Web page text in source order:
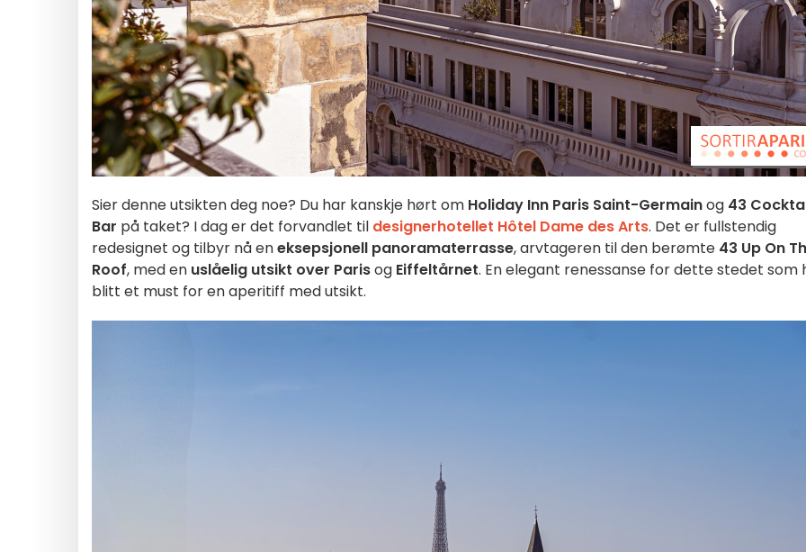
Sier denne utsikten deg noe? Du har kanskje hørt om Holiday Inn Paris Saint-Germainog 43
Bar på taket? I dag er det forvandlet til designerhotellet Hôtel Dame des Arts. Det er fullstendig
redesignet og tilbyr nå eneksepsjonell panoramaterrasse, arvtageren til den berømte 43 Up On
Roof, med en uslåelig utsikt over Parisog Eiffeltårnet. En elegant renessanse for dette stedet som
blitt et must for en aperitiff med utsikt.